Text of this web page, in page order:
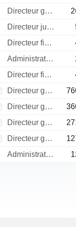
Directeur general
Directeur juridique
Directeur financier
Administrateur
Directeur financier
Directeur general
Directeur general
Directeur general
Directeur general
Administrateur